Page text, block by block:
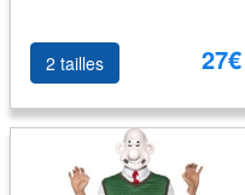
2 tailles 27€